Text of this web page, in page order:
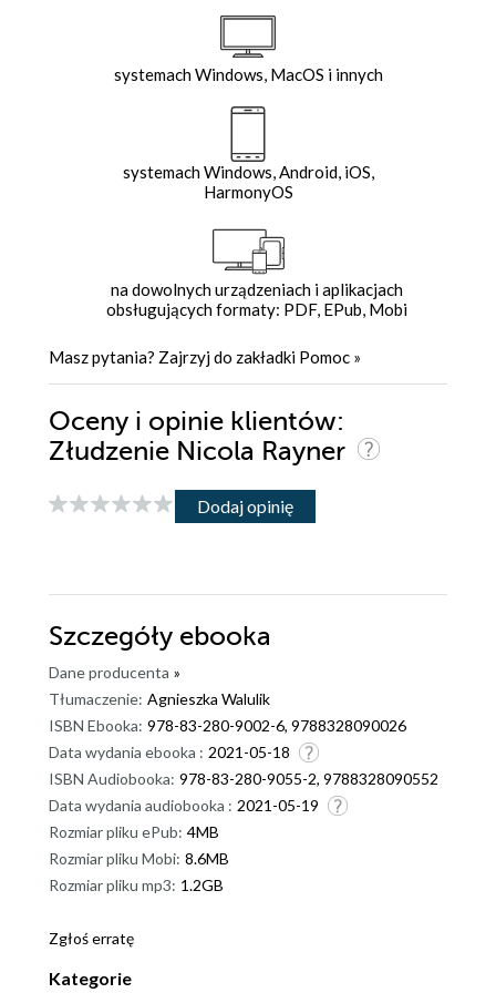
systemach Windows, MacOS i innych
systemach Windows, Android, iOS,
HarmonyOS
na dowolnych urządzeniach i aplikacjach
obsługujących formaty: PDF, EPub, Mobi
Masz pytania? Zajrzyj do zakładki Pomoc »
Oceny i opinie klientów:
Złudzenie Nicola Rayner
Dodaj opinię
Szczegóły ebooka
Dane producenta »
Tłumaczenie: Agnieszka Walulik
ISBN Ebooka: 978-83-280-9002-6, 9788328090026
Data wydania ebooka : 2021-05-18
ISBN Audiobooka: 978-83-280-9055-2, 9788328090552
Data wydania audiobooka : 2021-05-19
Rozmiar pliku ePub: 4MB
Rozmiar pliku Mobi: 8.6MB
Rozmiar pliku mp3: 1.2GB
Zgłoś erratę
Kategorie